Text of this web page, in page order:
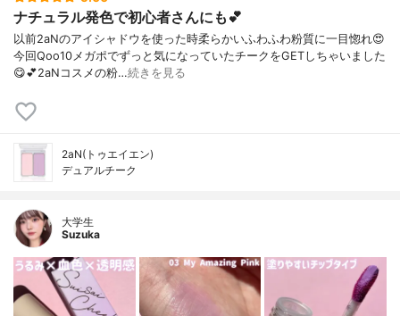
ナチュラル発色で初心者さんにも💕
以前2aNのアイシャドウを使った時柔らかいふわふわ粉質に一目惚れ😍⁡
今回Qoo10メガポでずっと気になっていたチークをGETしちゃいました
😋💕⁡2aNコスメの粉…続きを見る
2aN(トゥエイエン)
デュアルチーク
大学生
Suzuka